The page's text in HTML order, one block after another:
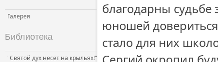
Галерея
Библиотека
"Святой дух несёт на крыльях!"
благодарны
юношей
стало для них